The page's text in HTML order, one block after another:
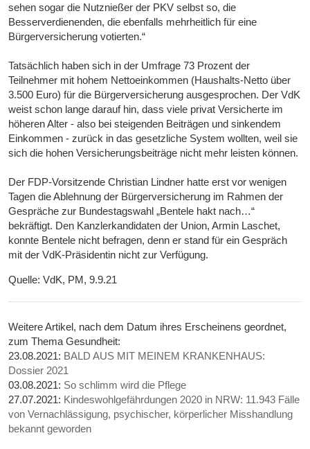
sehen sogar die Nutznießer der PKV selbst so, die
Besserverdienenden, die ebenfalls mehrheitlich für eine
Bürgerversicherung votierten.“
Tatsächlich haben sich in der Umfrage 73 Prozent der
Teilnehmer mit hohem Nettoeinkommen (Haushalts-Netto über
3.500 Euro) für die Bürgerversicherung ausgesprochen. Der VdK
weist schon lange darauf hin, dass viele privat Versicherte im
höheren Alter - also bei steigenden Beiträgen und sinkendem
Einkommen - zurück in das gesetzliche System wollten, weil sie
sich die hohen Versicherungsbeiträge nicht mehr leisten können.
Der FDP-Vorsitzende Christian Lindner hatte erst vor wenigen
Tagen die Ablehnung der Bürgerversicherung im Rahmen der
Gespräche zur Bundestagswahl „Bentele hakt nach…“
bekräftigt. Den Kanzlerkandidaten der Union, Armin Laschet,
konnte Bentele nicht befragen, denn er stand für ein Gespräch
mit der VdK-Präsidentin nicht zur Verfügung.
Quelle: VdK, PM, 9.9.21
Weitere Artikel, nach dem Datum ihres Erscheinens geordnet,
zum Thema Gesundheit:
23.08.2021: BALD AUS MIT MEINEM KRANKENHAUS:
Dossier 2021
03.08.2021: So schlimm wird die Pflege
27.07.2021: Kindeswohlgefährdungen 2020 in NRW: 11.943 Fälle
von Vernachlässigung, psychischer, körperlicher Misshandlung
bekannt geworden